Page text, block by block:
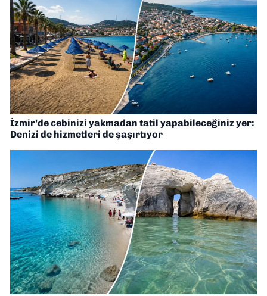
İzmir’de cebinizi yakmadan tatil yapabileceğiniz yer:
Denizi de hizmetleri de şaşırtıyor